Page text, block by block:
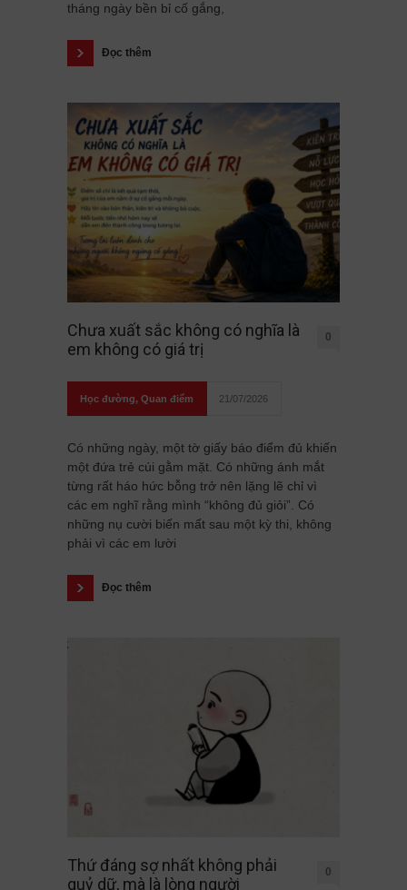
tháng ngày bền bỉ cố gắng,
Đọc thêm
Chưa xuất sắc không có nghĩa là
em không có giá trị
0
Học đường, Quan điểm 21/07/2026
Có những ngày, một tờ giấy báo điểm đủ khiến
một đứa trẻ cúi gằm mặt. Có những ánh mắt
từng rất háo hức bỗng trở nên lặng lẽ chỉ vì
các em nghĩ rằng mình “không đủ giỏi”. Có
những nụ cười biến mất sau một kỳ thi, không
phải vì các em lười
Đọc thêm
Thứ đáng sợ nhất không phải
quỷ dữ, mà là lòng người
0